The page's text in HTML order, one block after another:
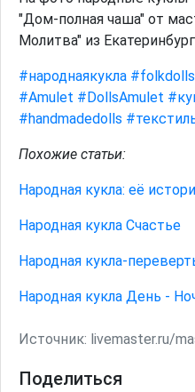
"Дом-полная чаша" от
Молитва" из
#народнаякукла #folkdolls
#Amulet #DollsAmulet
#handmadedolls
Похожие статьи:
Народная кукла: её
Народная кукла Счастье
Народная кукла-
Народная кукла День -
Источник: livemaster.ru/
Поделиться